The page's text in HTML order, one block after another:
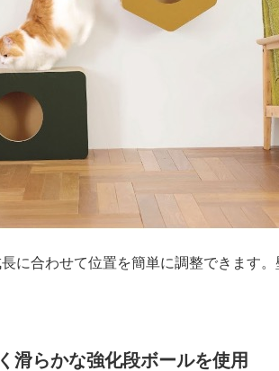
に合わせて位置を簡単に調整できます
滑らかな強化段ボールを使用